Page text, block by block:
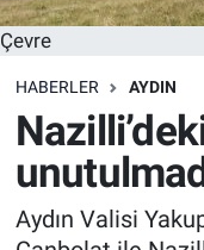
Çevre
HABERLER AYDIN
Aydın Valisi